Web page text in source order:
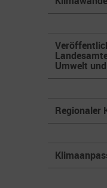
Umwelt
Regionaler